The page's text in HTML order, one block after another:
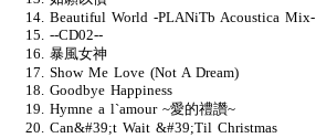
Beautiful World -PLANiTb Acoustica Mix-
--CD02--
暴風女神
Show Me Love (Not A Dream)
Goodbye Happiness
Hymne a l`amour ~愛的禮讚~
Can&#39;t Wait &#39;Til Christmas